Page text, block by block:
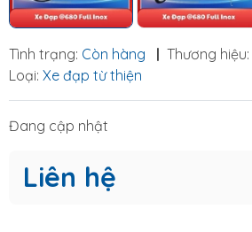
Tình trạng: Còn hàng | Thương hiệu:
Loại: Xe đạp từ thiện
Đang cập nhật
Liên hệ